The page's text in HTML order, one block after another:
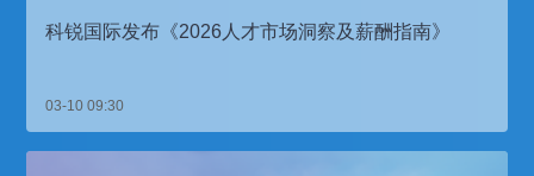
科锐国际发布《2026人才市场洞察及薪酬指南》
03-10 09:30